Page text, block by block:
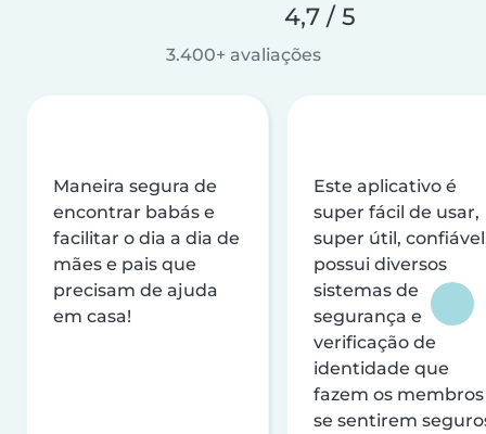
4,7 / 5
3.400+ avaliações
Maneira segura de
encontrar babás e
facilitar o dia a dia de
mães e pais que
precisam de ajuda
em casa!
Este aplicativo é
super fácil de usar,
super útil,
possui diversos
sistemas de
segurança e
verificação de
identidade que
fazem os membros
se sentirem